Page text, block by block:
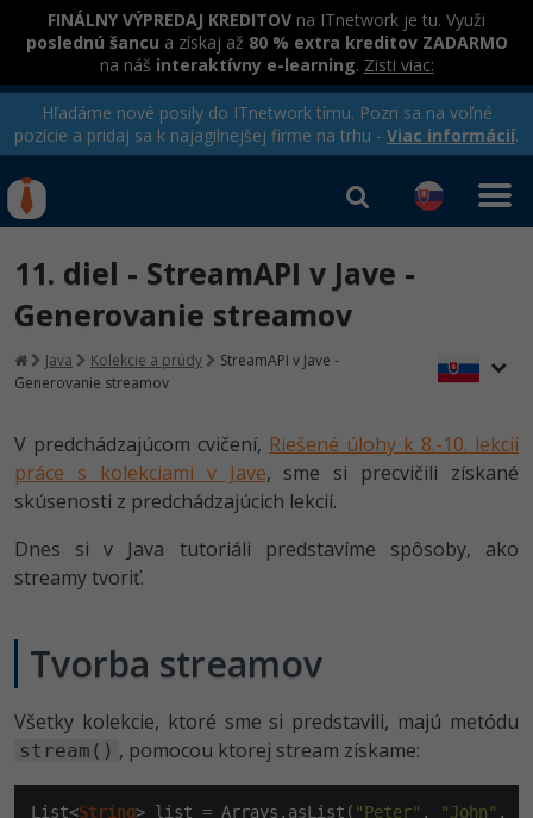
FINÁLNY VÝPREDAJ KREDITOV na ITnetwork je tu. Využi
poslednú šancu a získaj až 80 % extra kreditov ZADARMO
na náš interaktívny e-learning. Zisti viac:
Hľadáme nové posily do ITnetwork tímu. Pozri sa na voľné
pozície a pridaj sa k najagilnejšej firme na trhu - Viac informácií.
Rekvalifikačné kurzy
hradené úradom práce
Kurzy programovania
Ako začať?
Java -80%
C# .NET -80%
Python -80%
PHP -80%
C++ -80%
Swift -80%
Prihlásiť sa | Registrovať
11. diel - StreamAPI v Jave -
Generovanie streamov
Java Kolekcie a prúdy
StreamAPI v Jave -
Generovanie streamov
V predchádzajúcom cvičení, Riešené úlohy k 8.-10. lekcii
práce s kolekciami v Jave, sme si precvičili získané
skúsenosti z predchádzajúcich lekcií.
Dnes si v Java tutoriáli predstavíme spôsoby, ako
streamy tvoriť.
Tvorba streamov
Všetky kolekcie, ktoré sme si predstavili, majú metódu
stream() , pomocou ktorej stream získame:
List<String> list = Arrays.asList( "Peter" , "John" ,